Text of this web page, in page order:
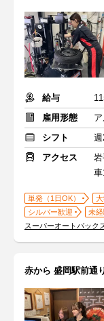
給与
雇用形態
シフト
アクセス
単発（1日OK）
シルバー歓迎
未
スーパーオートバック
赤から 盛岡駅前通